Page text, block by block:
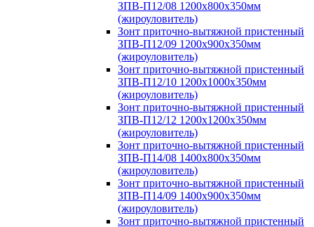
ЗПВ-П12/08 1200х800х350мм
(жироуловитель)
Зонт приточно-вытяжной пристенный
ЗПВ-П12/09 1200х900х350мм
(жироуловитель)
Зонт приточно-вытяжной пристенный
ЗПВ-П12/10 1200х1000х350мм
(жироуловитель)
Зонт приточно-вытяжной пристенный
ЗПВ-П12/12 1200х1200х350мм
(жироуловитель)
Зонт приточно-вытяжной пристенный
ЗПВ-П14/08 1400х800х350мм
(жироуловитель)
Зонт приточно-вытяжной пристенный
ЗПВ-П14/09 1400х900х350мм
(жироуловитель)
Зонт приточно-вытяжной пристенный